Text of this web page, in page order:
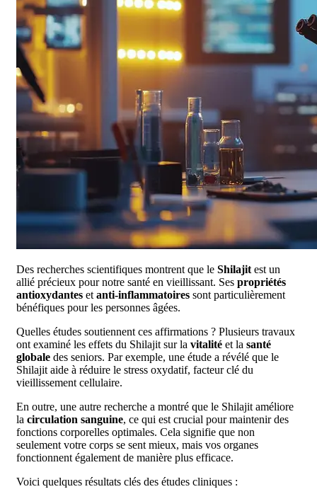
Des recherches scientifiques montrent que le Shilajit est un
allié précieux pour notre santé en vieillissant. Ses propriétés
antioxydantes et anti-inflammatoires sont particulièrement
bénéfiques pour les personnes âgées.
Quelles études soutiennent ces affirmations ? Plusieurs travaux
ont examiné les effets du Shilajit sur la vitalité et la santé
globale des seniors. Par exemple, une étude a révélé que le
Shilajit aide à réduire le stress oxydatif, facteur clé du
vieillissement cellulaire.
En outre, une autre recherche a montré que le Shilajit améliore
la circulation sanguine, ce qui est crucial pour maintenir des
fonctions corporelles optimales. Cela signifie que non
seulement votre corps se sent mieux, mais vos organes
fonctionnent également de manière plus efficace.
Voici quelques résultats clés des études cliniques :